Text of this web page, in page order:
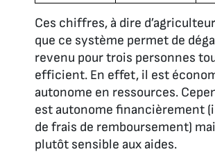
Ces chiffres, à dire
que ce système permet de
revenu pour trois personnes
efficient. En effet, il est
autonome en ressources.
est autonome financièrement
de frais de remboursement)
plutôt sensible aux aides.